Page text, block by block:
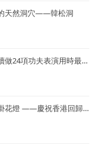
天然洞穴——韓松洞
越南：世界上連續做24項功夫表演用時最短——NGUYEN QUANG HIEN
香港：最大的吊掛花燈 ——慶祝香港回歸25周年花燈